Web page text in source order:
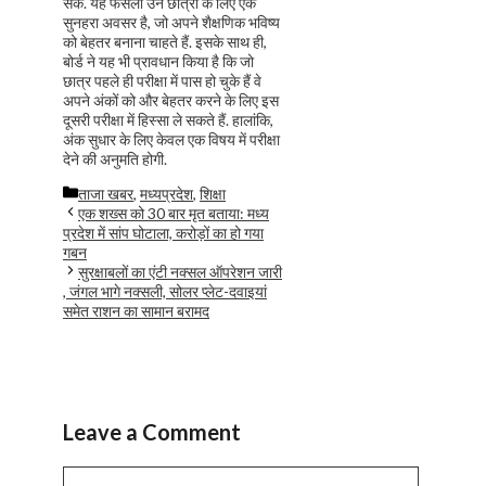
सुनहरा अवसर है, जो अपने शैक्षणिक भविष्य
को बेहतर बनाना चाहते हैं. इसके साथ ही,
बोर्ड ने यह भी प्रावधान किया है कि जो
छात्र पहले ही परीक्षा में पास हो चुके हैं वे
अपने अंकों को और बेहतर करने के लिए इस
दूसरी परीक्षा में हिस्सा ले सकते हैं. हालांकि,
अंक सुधार के लिए केवल एक विषय में परीक्षा
देने की अनुमति होगी.
Categories
ताजा खबर, मध्यप्रदेश, शिक्षा
एक शख्स को 30 बार मृत बताया: मध्य
प्रदेश में सांप घोटाला, करोड़ों का हो गया
गबन
सुरक्षाबलों का एंटी नक्सल ऑपरेशन जारी
, जंगल भागे नक्सली, सोलर प्लेट-दवाइयां
समेत राशन का सामान बरामद
Leave a Comment